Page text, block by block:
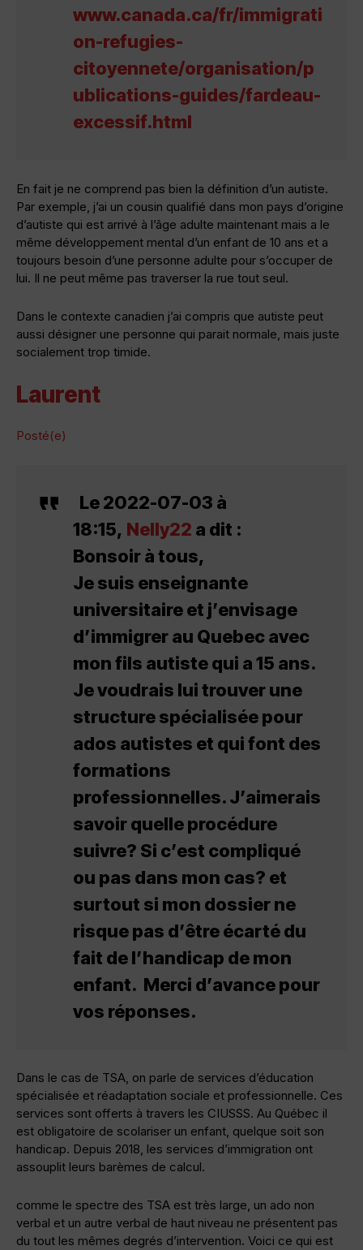
www.canada.ca/fr/immigrati
on-refugies-
citoyennete/organisation/p
ublications-guides/fardeau-
excessif.html
En fait je ne comprend pas bien la définition d’un autiste.
Par exemple, j’ai un cousin qualifié dans mon pays d’origine
d’autiste qui est arrivé à l’âge adulte maintenant mais a le
même développement mental d’un enfant de 10 ans et a
toujours besoin d’une personne adulte pour s’occuper de
lui. Il ne peut même pas traverser la rue tout seul.
Dans le contexte canadien j’ai compris que autiste peut
aussi désigner une personne qui parait normale, mais juste
socialement trop timide.
Laurent
Posté(e)
Le 2022-07-03 à
18:15, Nelly22 a dit :
Bonsoir à tous,
Je suis enseignante
universitaire et j’envisage
d’immigrer au Quebec avec
mon fils autiste qui a 15 ans.
Je voudrais lui trouver une
structure spécialisée pour
ados autistes et qui font des
formations
professionnelles. J’aimerais
savoir quelle procédure
suivre? Si c’est compliqué
ou pas dans mon cas? et
surtout si mon dossier ne
risque pas d’être écarté du
fait de l’handicap de mon
enfant. Merci d’avance pour
vos réponses.
Dans le cas de TSA, on parle de services d’éducation
spécialisée et réadaptation sociale et professionnelle. Ces
services sont offerts à travers les CIUSSS. Au Québec il
est obligatoire de scolariser un enfant, quelque soit son
handicap. Depuis 2018, les services d’immigration ont
assouplit leurs barèmes de calcul.
comme le spectre des TSA est très large, un ado non
verbal et un autre verbal de haut niveau ne présentent pas
du tout les mêmes degrés d’intervention. Voici ce qui est